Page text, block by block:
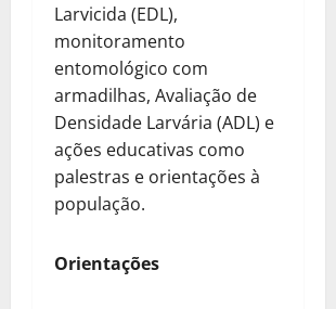
Larvicida (EDL),
monitoramento
entomológico com
armadilhas, Avaliação de
Densidade Larvária (ADL) e
ações educativas como
palestras e orientações à
população.
Orientações